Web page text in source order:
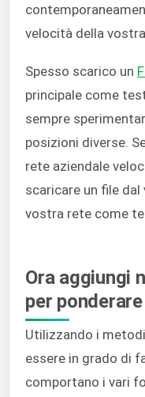
velocità della
Spesso scarico un
principale come
sempre
posizioni diverse.
rete aziendale
scaricare un file
vostra rete come
Ora aggiungi
per
Utilizzando i
essere in grado di
comportano i vari